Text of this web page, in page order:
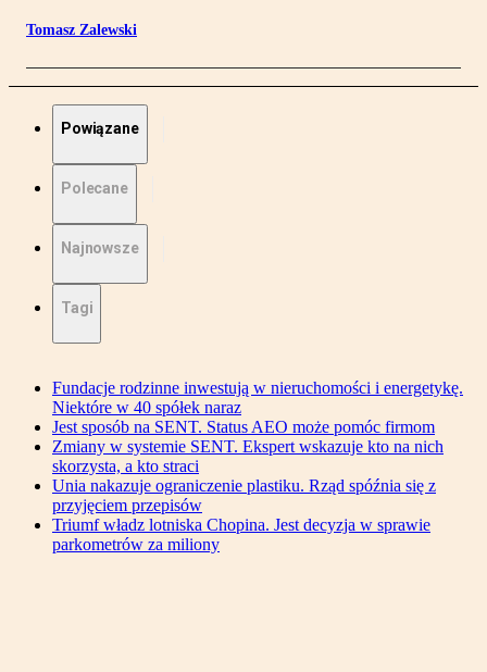
Tomasz Zalewski
Powiązane
Polecane
Najnowsze
Tagi
Fundacje rodzinne inwestują w nieruchomości i energetykę.
Niektóre w 40 spółek naraz
Jest sposób na SENT. Status AEO może pomóc firmom
Zmiany w systemie SENT. Ekspert wskazuje kto na nich
skorzysta, a kto straci
Unia nakazuje ograniczenie plastiku. Rząd spóźnia się z
przyjęciem przepisów
Triumf władz lotniska Chopina. Jest decyzja w sprawie
parkometrów za miliony